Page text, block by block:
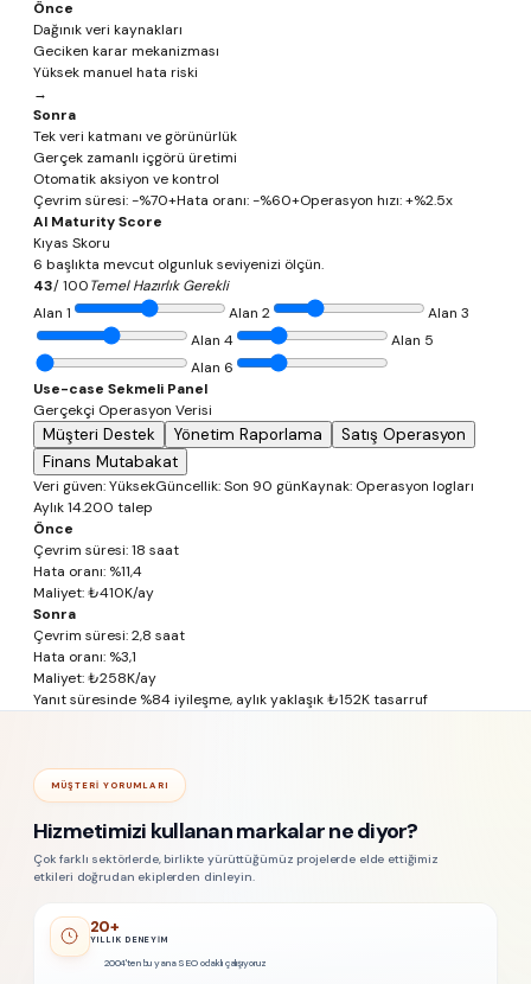
Önce
Dağınık veri kaynakları
Geciken karar mekanizması
Yüksek manuel hata riski
→
Sonra
Tek veri katmanı ve görünürlük
Gerçek zamanlı içgörü üretimi
Otomatik aksiyon ve kontrol
Çevrim süresi: -%70+Hata oranı: -%60+Operasyon hızı: +%2.5x
AI Maturity Score
Kıyas Skoru
6 başlıkta mevcut olgunluk seviyenizi ölçün.
43/ 100Temel Hazırlık Gerekli
Alan 1 Alan 2 Alan 3
Alan 4 Alan 5
Alan 6
Use-case Sekmeli Panel
Gerçekçi Operasyon Verisi
Müşteri Destek Yönetim Raporlama
Satış Operasyon
Finans Mutabakat
Veri güven: YüksekGüncellik: Son 90 günKaynak: Operasyon logları
Aylık 14.200 talep
Önce
Çevrim süresi:18 saat
Hata oranı: %11,4
Maliyet:₺410K/ay
Sonra
Çevrim süresi:2,8 saat
Hata oranı: %3,1
Maliyet:₺258K/ay
Yanıt süresinde %84 iyileşme, aylık yaklaşık ₺152K tasarruf
MÜŞTERI YORUMLARI
Hizmetimizi kullanan markalar ne diyor?
Çok farklı sektörlerde, birlikte yürüttüğümüz projelerde elde ettiğimiz
etkileri doğrudan ekiplerden dinleyin.
20+
YILLIK DENEYIM
2004'ten bu yana SEO odaklı çalışıyoruz